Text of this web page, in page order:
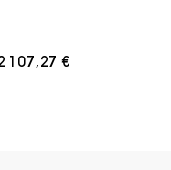
107,27 €